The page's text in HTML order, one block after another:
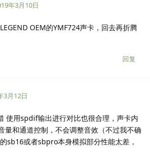
年3月10日
OEM的YMF724声卡，回去再折腾
回复
3月12日
使用spdif输出进行对比也很合理，声卡内
量和通道控制，不会调整音效（不过我不确
sb16或者sbpro本身模拟部分性能太差，